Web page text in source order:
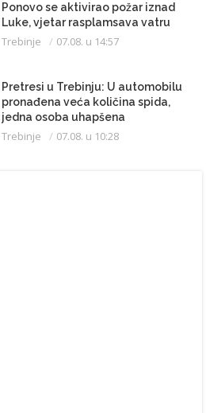
Ponovo se aktivirao požar iznad
Luke, vjetar rasplamsava vatru
Trebinje 07.08. u 14:57
Pretresi u Trebinju: U automobilu
pronađena veća količina spida,
jedna osoba uhapšena
Trebinje 07.08. u 10:28